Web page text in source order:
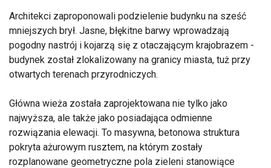
Architekci zaproponowali podzielenie budynku na sześć
mniejszych brył. Jasne, błękitne barwy wprowadzają
pogodny nastrój i kojarzą się z otaczającym krajobrazem -
budynek został zlokalizowany na granicy miasta, tuż przy
otwartych terenach przyrodniczych.
Główna wieża została zaprojektowana nie tylko jako
najwyższa, ale także jako posiadająca odmienne
rozwiązania elewacji. To masywna, betonowa struktura
pokryta ażurowym rusztem, na którym zostały
rozplanowane geometryczne pola zieleni stanowiące